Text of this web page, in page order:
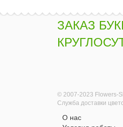
1430
Купить
"Артист"
1510
ЗАКАЗ
© 2007-2023 Flowers-
Служба доставки
О нас